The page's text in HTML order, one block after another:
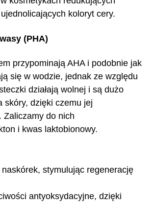
koloryt cery.
(PHA)
przypominają AHA i podobnie jak
się w wodzie, jednak ze względu
działają wolnej i są dużo
skóry, dzięki czemu jej
Zaliczamy do nich
i kwas laktobionowy.
naskórek, stymulując regenerację
antyoksydacyjne, dzięki